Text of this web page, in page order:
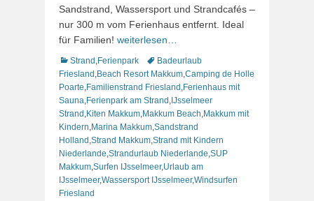
Sandstrand, Wassersport und Strandcafés –
nur 300 m vom Ferienhaus entfernt. Ideal
für Familien! weiterlesen…
Kategorien
Strand Ferienpark Schlagworte
Badeurlaub
Friesland Beach Resort Makkum Camping de Holle
Poarte Familienstrand Friesland Ferienhaus mit
Sauna Ferienpark am Strand IJsselmeer
Strand Kiten Makkum Makkum Beach Makkum mit
Kindern Marina Makkum Sandstrand
Holland Strand Makkum Strand mit Kindern
Niederlande Strandurlaub Niederlande SUP
Makkum Surfen IJsselmeer, Urlaub am
IJsselmeer,Wassersport IJsselmeer,Windsurfen
Friesland